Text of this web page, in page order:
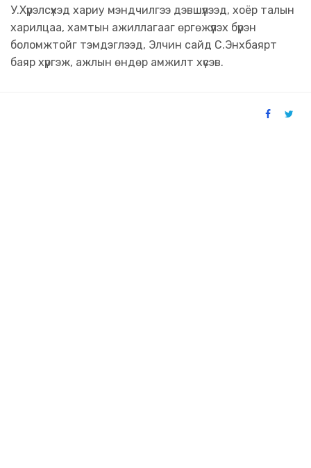
У.Хүрэлсүхэд хариу мэндчилгээ дэвшүүлээд, хоёр талын
харилцаа, хамтын ажиллагааг өргөжүүлэх бүрэн
боломжтойг тэмдэглээд, Элчин сайд С.Энхбаярт
баяр хүргэж, ажлын өндөр амжилт хүсэв.